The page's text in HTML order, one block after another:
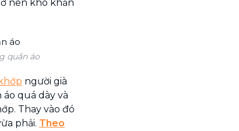
nên khó khăn
quần áo
người già
quá dày và
Thay vào đó
phải. Theo